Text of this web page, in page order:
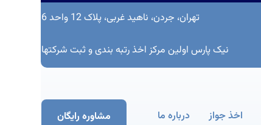
تهران، جردن، ناهید غربی، پلاک 12 واحد 6
نیک پارس اولین مرکز اخذ رتبه بندی و ثبت شرکتها
مشاوره رایگان اخذ جواز درباره ما